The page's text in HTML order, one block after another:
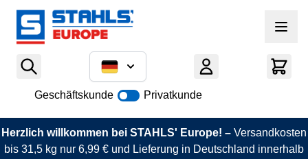
Zum Inhalt springen
Geschäftskunde Privatkunde
Herzlich willkommen bei STAHLS' Europe! – Versandkosten
bis 31,5 kg nur 6,99 € und Lieferung in Deutschland innerhalb